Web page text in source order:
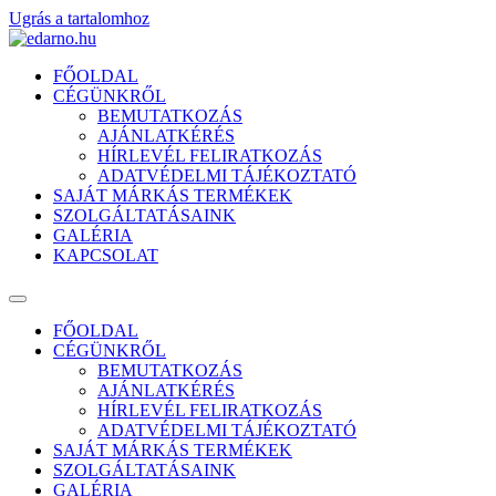
Ugrás a tartalomhoz
FŐOLDAL
CÉGÜNKRŐL
BEMUTATKOZÁS
AJÁNLATKÉRÉS
HÍRLEVÉL FELIRATKOZÁS
ADATVÉDELMI TÁJÉKOZTATÓ
SAJÁT MÁRKÁS TERMÉKEK
SZOLGÁLTATÁSAINK
GALÉRIA
KAPCSOLAT
FŐOLDAL
CÉGÜNKRŐL
BEMUTATKOZÁS
AJÁNLATKÉRÉS
HÍRLEVÉL FELIRATKOZÁS
ADATVÉDELMI TÁJÉKOZTATÓ
SAJÁT MÁRKÁS TERMÉKEK
SZOLGÁLTATÁSAINK
GALÉRIA